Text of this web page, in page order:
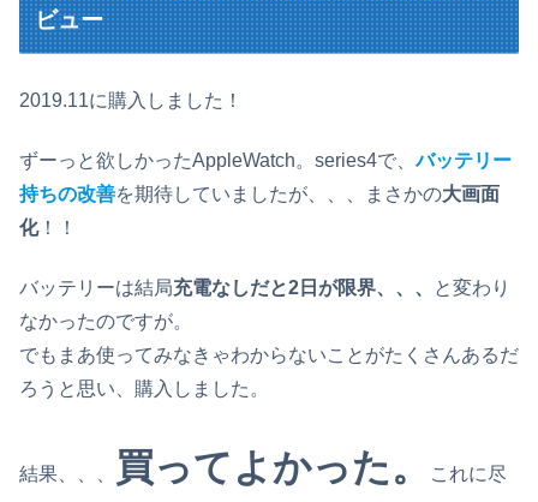
ビュー
2019.11に購入しました！
ずーっと欲しかったAppleWatch。series4で、バッテリー
持ちの改善を期待していましたが、、、まさかの大画面
化！！
バッテリーは結局充電なしだと2日が限界、、、
と変わり
なかったのですが。
でもまあ使ってみなきゃわからないことがたくさんあるだ
ろうと思い、購入しました。
結果、、、 買ってよかった。 これに尽